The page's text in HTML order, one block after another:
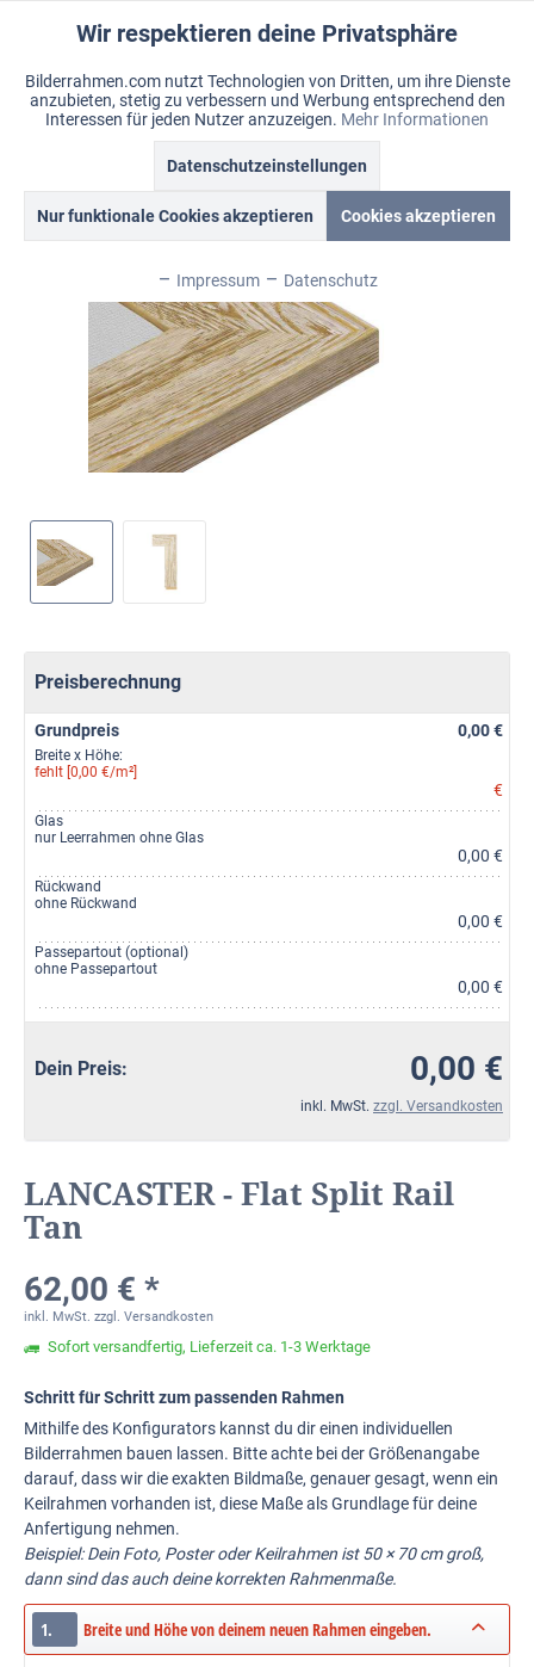
Warenkorb
Merkzettel Mein Konto
Menü
Lancaster
Preisberechnung
Grundpreis 0,00 €
Breite x Höhe:
fehlt [0,00 €/m²]
€
Glas
nur Leerrahmen ohne Glas
0,00 €
Rückwand
ohne Rückwand
0,00 €
Passepartout (optional)
ohne Passepartout
0,00 €
Dein Preis: 0,00 €
inkl. MwSt. zzgl. Versandkosten
LANCASTER - Flat Split Rail
Tan
62,00 € *
inkl. MwSt. zzgl. Versandkosten
Sofort versandfertig, Lieferzeit ca. 1-3 Werktage
Schritt für Schritt zum passenden Rahmen
Mithilfe des Konfigurators kannst du dir einen individuellen
Bilderrahmen bauen lassen. Bitte achte bei der Größenangabe
darauf, dass wir die exakten Bildmaße, genauer gesagt, wenn ein
Keilrahmen vorhanden ist, diese Maße als Grundlage für deine
Anfertigung nehmen.
Beispiel: Dein Foto, Poster oder Keilrahmen ist 50 × 70 cm groß,
dann sind das auch deine korrekten Rahmenmaße.
1. Breite und Höhe von deinem neuen Rahmen eingeben.
Funktionale Aktiv
Marketing Inaktiv
Inaktiv
Inaktiv
Wir respektieren deine Privatsphäre
Bilderrahmen.com nutzt Technologien von Dritten, um ihre Dienste
anzubieten, stetig zu verbessern und Werbung entsprechend den
Interessen für jeden Nutzer anzuzeigen. Mehr Informationen
Datenschutzeinstellungen
Nur funktionale Cookies akzeptieren Cookies akzeptieren
Impressum Datenschutz